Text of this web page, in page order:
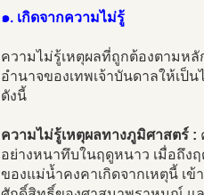
๑. เกิดจากความไม่รู้
ความไม่รู้เหตุผลที่ถูกต้องตามห
อำนาจของเทพเจ้าบันดาลให้เป็
ดังนี้
ความไม่รู้เหตุผลทางภูมิศาสตร์ :
อย่างหนาทึบในฤดูหนาว เมื่อถึง
ของแม่น้ำคงคาเกิดจากเหตุนี้ เข้